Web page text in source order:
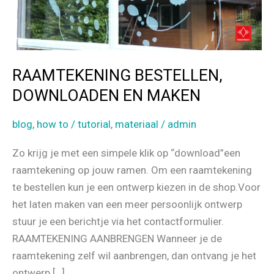
RAAMTEKENING BESTELLEN,
DOWNLOADEN EN MAKEN
blog, how to / tutorial, materiaal / admin
Zo krijg je met een simpele klik op “download”een
raamtekening op jouw ramen. Om een raamtekening
te bestellen kun je een ontwerp kiezen in de shop.Voor
het laten maken van een meer persoonlijk ontwerp
stuur je een berichtje via het contactformulier.
RAAMTEKENING AANBRENGEN Wanneer je de
raamtekening zelf wil aanbrengen, dan ontvang je het